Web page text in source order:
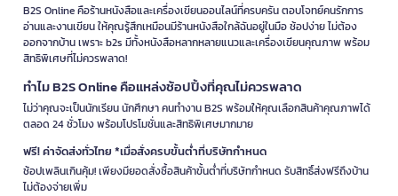
B2S Online คือร้านหนังสือและเครื่องเขียนออนไลน์ที่ครบครัน ตอบโจทย์คนรักการ
อ่านและงานเขียน ให้คุณรู้สึกเหมือนมีร้านหนังสือใกล้ฉันอยู่ในมือ ช้อปง่าย ไม่ต้อง
ออกจากบ้าน เพราะ b2s มีทั้งหนังสือหลากหลายแนวและเครื่องเขียนคุณภาพ พร้อม
สิทธิพิเศษที่ไม่ควรพลาด!
ทำไม B2S Online คือแหล่งช้อปปิ้งที่คุณไม่ควรพลาด
ไม่ว่าคุณจะเป็นนักเรียน นักศึกษา คนทำงาน B2S พร้อมให้คุณเลือกสินค้าคุณภาพได้
ตลอด 24 ชั่วโมง พร้อมโปรโมชั่นและสิทธิพิเศษมากมาย
ฟรี! ค่าจัดส่งทั่วไทย *เมื่อสั่งครบขั้นต่ำที่บริษัทกำหนด
ช้อปเพลินเกินคุ้ม! เพียงมียอดสั่งซื้อสินค้าขั้นต่ำที่บริษัทกำหนด รับสิทธิ์ส่งฟรีถึงบ้าน
ไม่ต้องจ่ายเพิ่ม